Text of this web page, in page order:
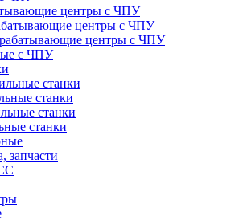
центры с ЧПУ
центры с ЧПУ
центры с ЧПУ
с ЧПУ
станки
станки
станки
станки
запчасти